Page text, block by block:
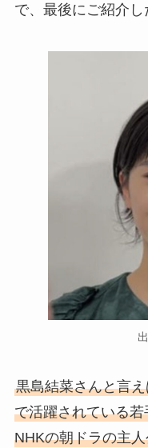
で、最後にご紹介し
黒島結菜さんと言
で活躍されている
NHKの朝ドラの主